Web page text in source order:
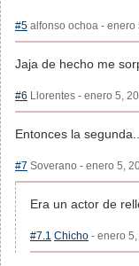
#5 alfonso ochoa - enero
Jaja de hecho me
#6 Llorentes - enero 5,
Entonces la
#7 Soverano - enero 5,
Era un actor de
#7.1 Chicho - enero